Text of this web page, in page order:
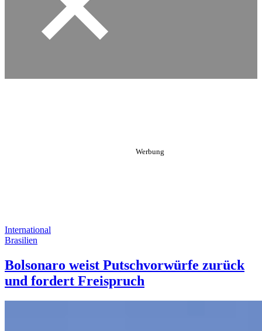
International
Brasilien
Bolsonaro weist Putschvorwürfe zurück
und fordert Freispruch